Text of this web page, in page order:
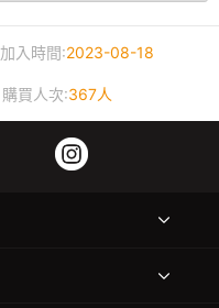
加入時間:2023-08-18
購買人次:367人